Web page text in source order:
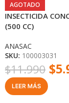
AGOTADO
INSECTICIDA
(500 CC)
ANASAC
SKU: 100003031
$11.990 $
LEER MÁS